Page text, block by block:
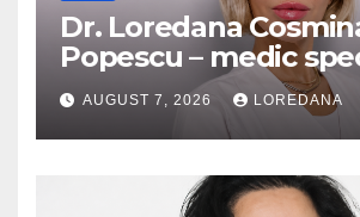
Dr. Loredana
Popescu – medic
dermatologie
AUGUST 7, 2026 LOREDANA